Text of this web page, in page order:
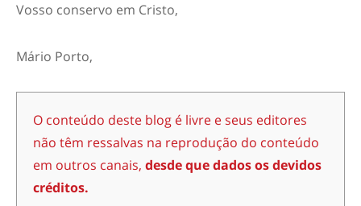
Vosso conservo em Cristo,
Mário Porto,
O conteúdo deste blog é livre e seus editores
não têm ressalvas na reprodução do conteúdo
em outros canais, desde que dados os devidos
créditos.